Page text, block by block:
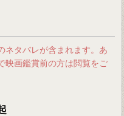
ネタバレが含まれます。あ
映画鑑賞前の方は閲覧をご